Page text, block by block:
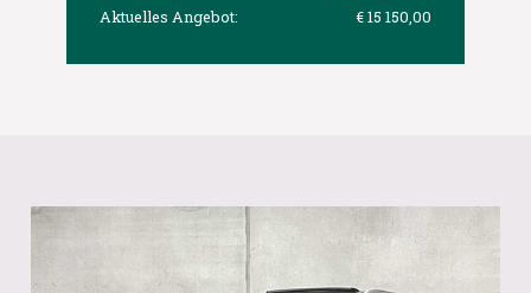
Aktuelles Angebot:
€ 15 150,00